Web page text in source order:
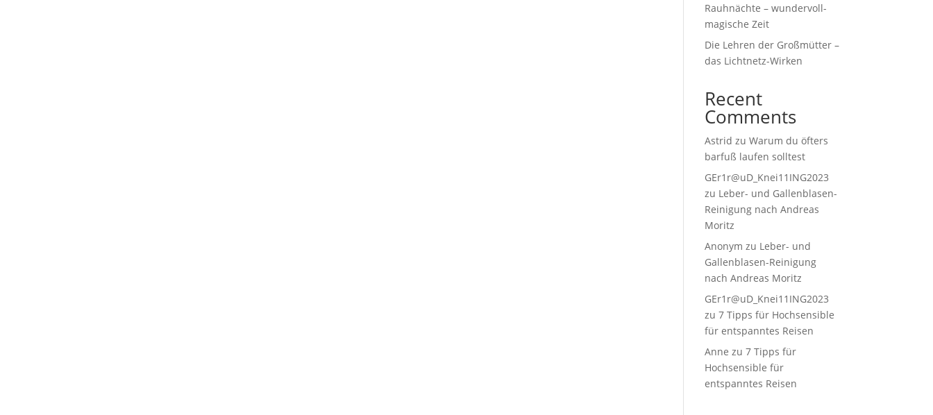
Rauhnächte – wundervoll-
magische Zeit
Die Lehren der Großmütter –
das Lichtnetz-Wirken
Recent
Comments
Astrid zuWarum du öfters
barfuß laufen solltest
GEr1r@uD_Knei11ING2023
zu Leber- und Gallenblasen-
Reinigung nach Andreas
Moritz
Anonym zu Leber- und
Gallenblasen-Reinigung
nach Andreas Moritz
GEr1r@uD_Knei11ING2023
zu7 Tipps für Hochsensible
für entspanntes Reisen
Anne zu7 Tipps für
Hochsensible für
entspanntes Reisen